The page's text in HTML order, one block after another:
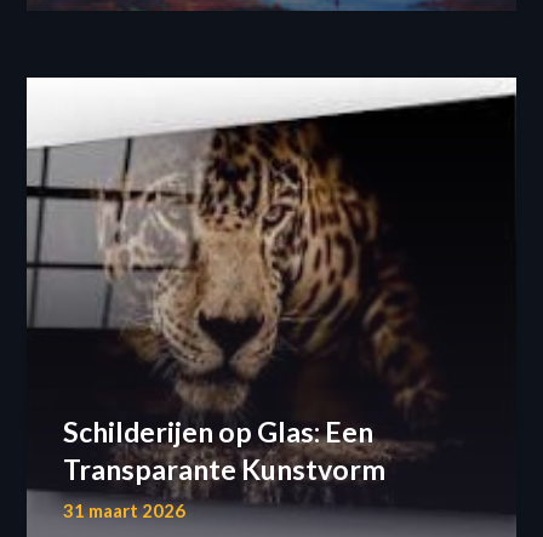
Schilderijen op Glas: Een
Transparante Kunstvorm
31 maart 2026